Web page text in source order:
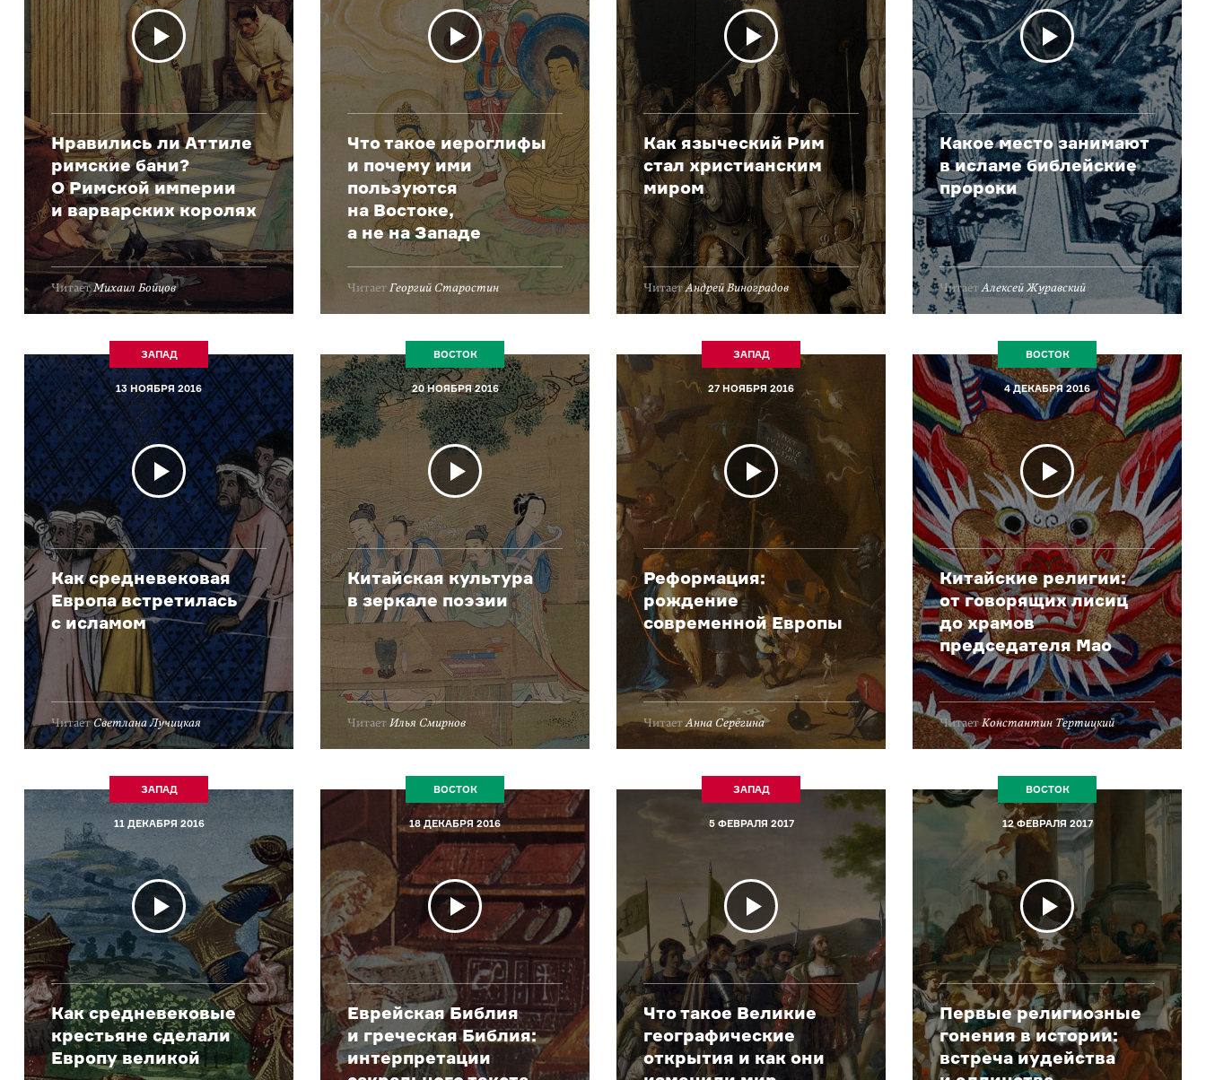
Нравились ли Аттиле
римские бани?
О Римской империи
и варварских королях
ЧитаетМихаил Бойцов
Что такое иероглифы
и почему ими
пользуются
на Востоке,
а не на Западе
ЧитаетГеоргий Старостин
Как языческий Рим
стал христианским
миром
ЧитаетАндрей Виноградов
Какое место занимают
в исламе библейские
пророки
ЧитаетАлексей Журавский
ЗАПАД
13 НОЯБРЯ 2016
Как средневековая
Европа встретилась
с исламом
ЧитаетСветлана Лучицкая
ВОСТОК
20 НОЯБРЯ 2016
Китайская культура
в зеркале поэзии
ЧитаетИлья Смирнов
ЗАПАД
27 НОЯБРЯ 2016
Реформация:
рождение
современной Европы
ЧитаетАнна Серёгина
ВОСТОК
4 ДЕКАБРЯ 2016
Китайские религии:
от говорящих лисиц
до храмов
председателя Мао
ЧитаетКонстантин Тертицкий
ЗАПАД
11 ДЕКАБРЯ 2016
Как средневековые
крестьяне сделали
Европу великой
ВОСТОК
18 ДЕКАБРЯ 2016
Еврейская Библия
и греческая Библия:
интерпретации
ЗАПАД
5 ФЕВРАЛЯ 2017
Что такое Великие
географические
открытия и как они
ВОСТОК
12 ФЕВРАЛЯ 2017
Первые религиозные
гонения в истории:
встреча иудейства